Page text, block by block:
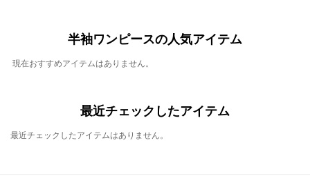
半袖ワンピースの人気アイテム
現在おすすめアイテムはありません。
最近チェックしたアイテム
最近チェックしたアイテムはありません。